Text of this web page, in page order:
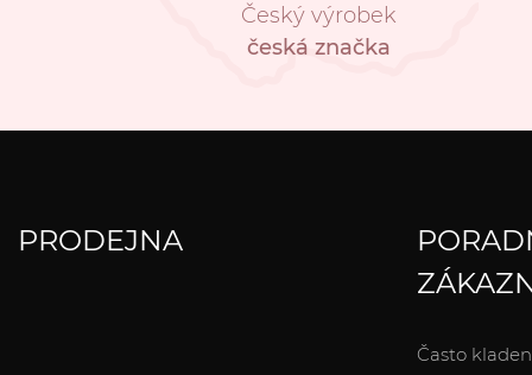
Český výrobek
česká značka
PRODEJNA
Často